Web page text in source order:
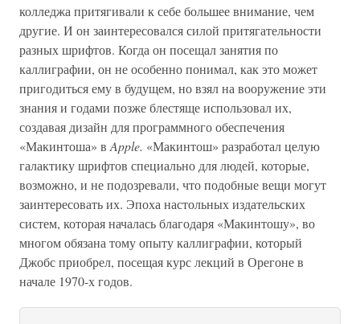
колледжа притягивали к себе большее внимание, чем
другие. И он заинтересовался силой притягательности
разных шрифтов. Когда он посещал занятия по
каллиграфии, он не особенно понимал, как это может
пригодиться ему в будущем, но взял на вооружение эти
знания и годами позже блестяще использовал их,
создавая дизайн для программного обеспечения
«Макинтоша» в Apple. «Макинтош» разработал целую
галактику шрифтов специально для людей, которые,
возможно, и не подозревали, что подобные вещи могут
заинтересовать их. Эпоха настольных издательских
систем, которая началась благодаря «Макинтошу», во
многом обязана тому опыту каллиграфии, который
Джобс приобрел, посещая курс лекций в Орегоне в
начале 1970-х годов.